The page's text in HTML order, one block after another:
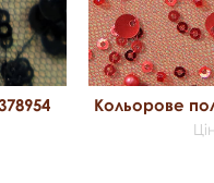
Кольорове